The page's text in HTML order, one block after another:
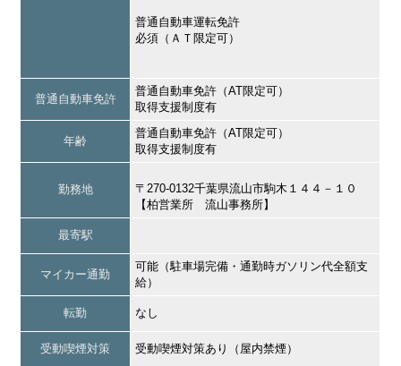
普通自動車運転免許
必須（ＡＴ限定可）
普通自動車免許
普通自動車免許（AT限定可）
取得支援制度有
年齢
普通自動車免許（AT限定可）
取得支援制度有
勤務地
〒270-0132千葉県流山市駒木１４４－１０
【柏営業所 流山事務所】
最寄駅
マイカー通勤
可能（駐車場完備・通勤時ガソリン代全額支
給）
転勤 なし
受動喫煙対策 受動喫煙対策あり（屋内禁煙）